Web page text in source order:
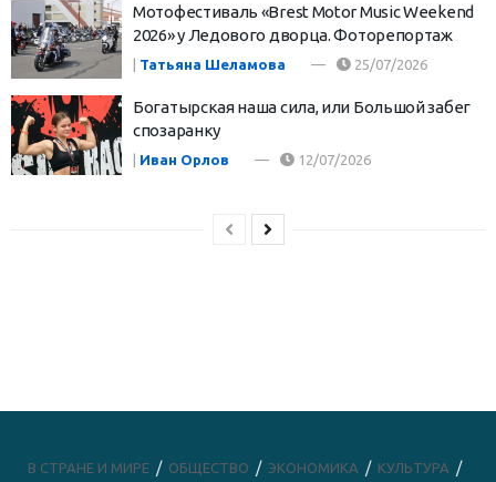
Мотофестиваль «Brest Motor Music Weekend
2026» у Ледового дворца. Фоторепортаж
Татьяна Шеламова 25/07/2026
Богатырская наша сила, или Большой забег
спозаранку
Иван Орлов 12/07/2026
В СТРАНЕ И МИРЕ ОБЩЕСТВО ЭКОНОМИКА
КУЛЬТУРА